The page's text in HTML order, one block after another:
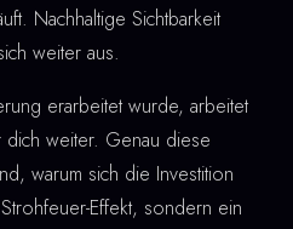
Nachhaltige Sichtbarkeit
weiter aus.
erarbeitet wurde, arbeitet
dich weiter. Genau diese
warum sich die Investition
Effekt, sondern ein